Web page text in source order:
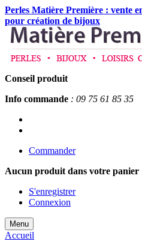
Perles Matière Première : vente
pour création de bijoux
Conseil produit
Info commande : 09 75 61 85 35
Commander
Aucun produit dans votre panier
S'enregistrer
Connexion
Menu
Accueil